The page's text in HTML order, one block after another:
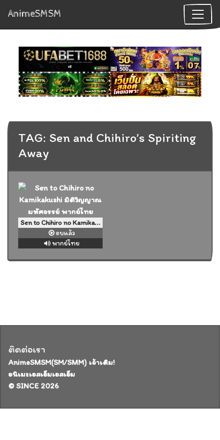
AnimeSMSM
TAG: Sen and Chihiro’s Spiriting
Away
Sen to Chihiro no Kamikakushi มิติวิญญาณมหัศจรรย์ พากย์ไทย
จบแล้ว
พากย์ไทย
ติดต่อเรา
AnimeSMSM(SM/SMM) เจ้าเดิม!
อนิเมะเอสเอ็มเอสเอ็ม
© SINCE 2026